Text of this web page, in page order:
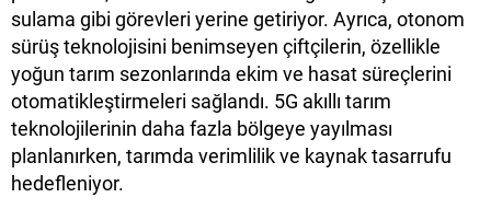
sulama gibi görevleri yerine getiriyor. Ayrıca, otonom
sürüş teknolojisini benimseyen çiftçilerin, özellikle
yoğun tarım sezonlarında ekim ve hasat süreçlerini
otomatikleştirmeleri sağlandı. 5G akıllı tarım
teknolojilerinin daha fazla bölgeye yayılması
planlanırken, tarımda verimlilik ve kaynak tasarrufu
hedefleniyor.